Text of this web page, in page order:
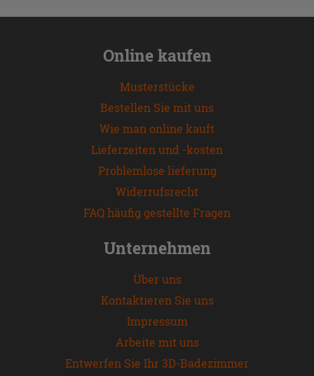
Online kaufen
Musterstücke
Bestellen Sie mit uns
Wie man online kauft
Lieferzeiten und -kosten
Problemlose lieferung
Widerrufsrecht
FAQ häufig gestellte Fragen
Unternehmen
Über uns
Kontaktieren Sie uns
Impressum
Arbeite mit uns
Entwerfen Sie Ihr 3D-Badezimmer